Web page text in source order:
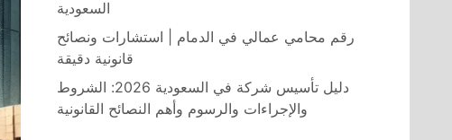
السعودية
رقم محامي عمالي في الدمام | استشارات ونصائح
قانونية دقيقة
دليل تأسيس شركة في السعودية 2026: الشروط
والإجراءات والرسوم وأهم النصائح القانونية